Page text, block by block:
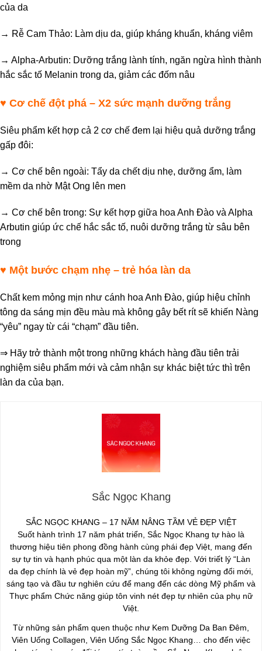
của da
→ Rễ Cam Thảo: Làm dịu da, giúp kháng khuẩn, kháng viêm
→ Alpha-Arbutin: Dưỡng trắng lành tính, ngăn ngừa hình thành
hắc sắc tố Melanin trong da, giảm các đốm nâu
♥ Cơ chế đột phá – X2 sức mạnh dưỡng trắng
Siêu phẩm kết hợp cả 2 cơ chế đem lại hiệu quả dưỡng trắng
gấp đôi:
→ Cơ chế bên ngoài: Tẩy da chết dịu nhẹ, dưỡng ẩm, làm
mềm da nhờ Mật Ong lên men
→ Cơ chế bên trong: Sự kết hợp giữa hoa Anh Đào và Alpha
Arbutin giúp ức chế hắc sắc tố, nuôi dưỡng trắng từ sâu bên
trong
♥ Một bước chạm nhẹ – trẻ hóa làn da
Chất kem mỏng mịn như cánh hoa Anh Đào, giúp hiệu chỉnh
tông da sáng mịn đều màu mà không gây bết rít sẽ khiến Nàng
“yêu” ngay từ cái “chạm” đầu tiên.
⇒ Hãy trở thành một trong những khách hàng đầu tiên trải
nghiệm siêu phẩm mới và cảm nhận sự khác biệt tức thì trên
làn da của bạn.
Sắc Ngọc Khang
SẮC NGỌC KHANG – 17 NĂM NÂNG TẦM VẺ ĐẸP VIỆT
Suốt hành trình 17 năm phát triển, Sắc Ngọc Khang tự hào là
thương hiệu tiên phong đồng hành cùng phái đẹp Việt, mang đến
sự tự tin và hạnh phúc qua một làn da khỏe đẹp. Với triết lý “Làn
da đẹp chính là vẻ đẹp hoàn mỹ”, chúng tôi không ngừng đổi mới,
sáng tạo và đầu tư nghiên cứu để mang đến các dòng Mỹ phẩm và
Thực phẩm Chức năng giúp tôn vinh nét đẹp tự nhiên của phụ nữ
Việt.
Từ những sản phẩm quen thuộc như Kem Dưỡng Da Ban Đêm,
Viên Uống Collagen, Viên Uống Sắc Ngọc Khang… cho đến việc